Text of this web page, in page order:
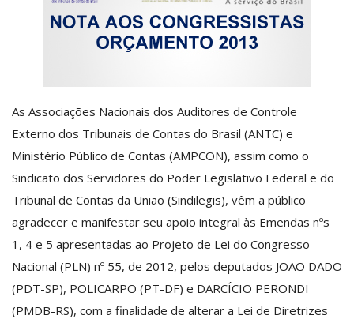
As Associações Nacionais dos Auditores de Controle
Externo dos Tribunais de Contas do Brasil (ANTC) e
Ministério Público de Contas (AMPCON), assim como o
Sindicato dos Servidores do Poder Legislativo Federal e do
Tribunal de Contas da União (Sindilegis), vêm a público
agradecer e manifestar seu apoio integral às Emendas nºs
1, 4 e 5 apresentadas ao Projeto de Lei do Congresso
Nacional (PLN) nº 55, de 2012, pelos deputados JOÃO DADO
(PDT-SP), POLICARPO (PT-DF) e DARCÍCIO PERONDI
(PMDB-RS), com a finalidade de alterar a Lei de Diretrizes